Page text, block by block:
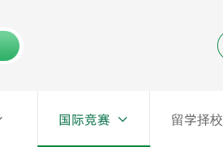
国际竞赛
留学择校